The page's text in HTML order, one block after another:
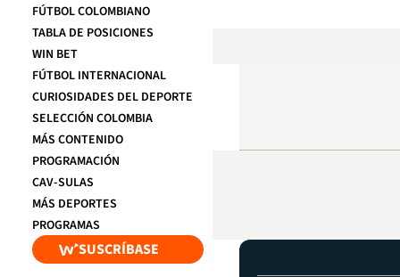
FÚTBOL COLOMBIANO
TABLA DE POSICIONES
WIN BET
FÚTBOL INTERNACIONAL
CURIOSIDADES DEL DEPORTE
SELECCIÓN COLOMBIA
MÁS CONTENIDO
PROGRAMACIÓN
CAV-SULAS
MÁS DEPORTES
PROGRAMAS
SUSCRÍBASE